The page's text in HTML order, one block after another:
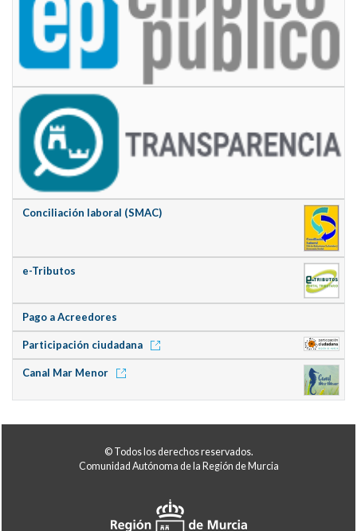
Conciliación laboral (SMAC)
e-Tributos
Pago a Acreedores
Participación ciudadana
Canal Mar Menor
© Todos los derechos reservados.
Comunidad Autónoma de la Región de Murcia